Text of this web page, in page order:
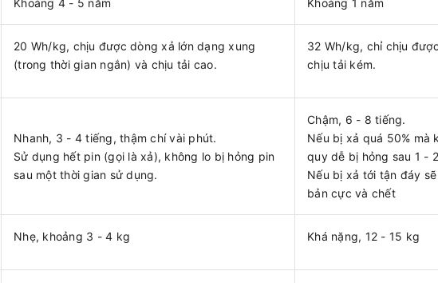
20 Wh/kg, chịu được dòng xả lớn dạng xung
(trong thời gian ngắn) và chịu tải cao.
32 Wh/kg, chỉ chịu
chịu tải kém.
Nhanh, 3 - 4 tiếng, thậm chí vài phút.
Sử dụng hết pin (gọi là xả), không lo bị hỏng pin
sau một thời gian sử dụng.
Chậm, 6 - 8 tiếng.
Nếu bị xả quá 50% mà
quy dễ bị hỏng sau 1 -
Nếu bị xả tới tận đáy
bản cực và chết
Nhẹ, khoảng 3 - 4 kg Khá nặng, 12 - 15 kg